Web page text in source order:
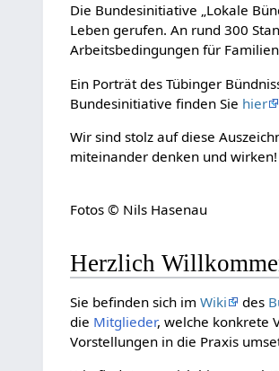
Die Bundesinitiative „Lokale
Leben gerufen. An rund 300
Arbeitsbedingungen für
Ein Porträt des Tübinger
Bundesinitiative finden Sie hier
Wir sind stolz auf diese
miteinander denken und wirken!
Fotos ©️ Nils Hasenau
Herzlich
Sie befinden sich imWiki des
die Mitglieder, welche konkrete
Vorstellungen in die Praxis